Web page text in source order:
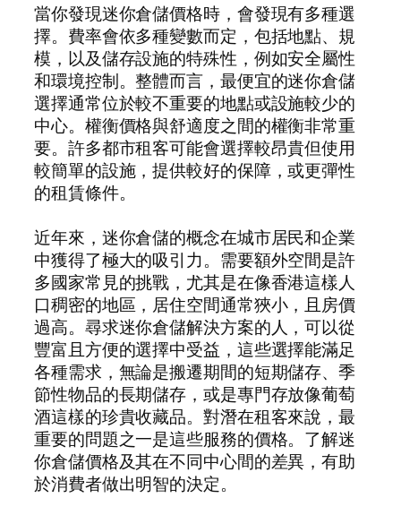
當你發現迷你倉儲價格時，會發現有多種選
擇。費率會依多種變數而定，包括地點、規
模，以及儲存設施的特殊性，例如安全屬性
和環境控制。整體而言，最便宜的迷你倉儲
選擇通常位於較不重要的地點或設施較少的
中心。權衡價格與舒適度之間的權衡非常重
要。許多都市租客可能會選擇較昂貴但使用
較簡單的設施，提供較好的保障，或更彈性
的租賃條件。
近年來，迷你倉儲的概念在城市居民和企業
中獲得了極大的吸引力。需要額外空間是許
多國家常見的挑戰，尤其是在像香港這樣人
口稠密的地區，居住空間通常狹小，且房價
過高。尋求迷你倉儲解決方案的人，可以從
豐富且方便的選擇中受益，這些選擇能滿足
各種需求，無論是搬遷期間的短期儲存、季
節性物品的長期儲存，或是專門存放像葡萄
酒這樣的珍貴收藏品。對潛在租客來說，最
重要的問題之一是這些服務的價格。了解迷
你倉儲價格及其在不同中心間的差異，有助
於消費者做出明智的決定。